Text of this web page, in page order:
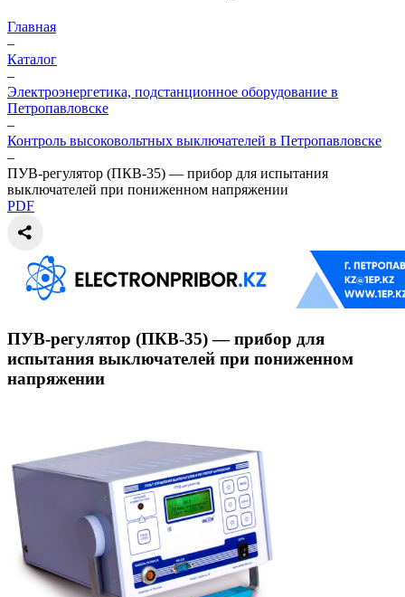
Главная
–
Каталог
–
Электроэнергетика, подстанционное оборудование в
Петропавловске
–
Контроль высоковольтных выключателей в Петропавловске
–
ПУВ-регулятор (ПКВ-35) — прибор для испытания
выключателей при пониженном напряжении
PDF
ПУВ-регулятор (ПКВ-35) — прибор для
испытания выключателей при пониженном
напряжении